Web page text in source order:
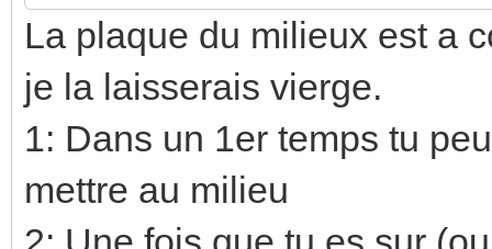
La plaque du milieux est a
je la laisserais vierge.
1: Dans un 1er temps tu
mettre au milieu